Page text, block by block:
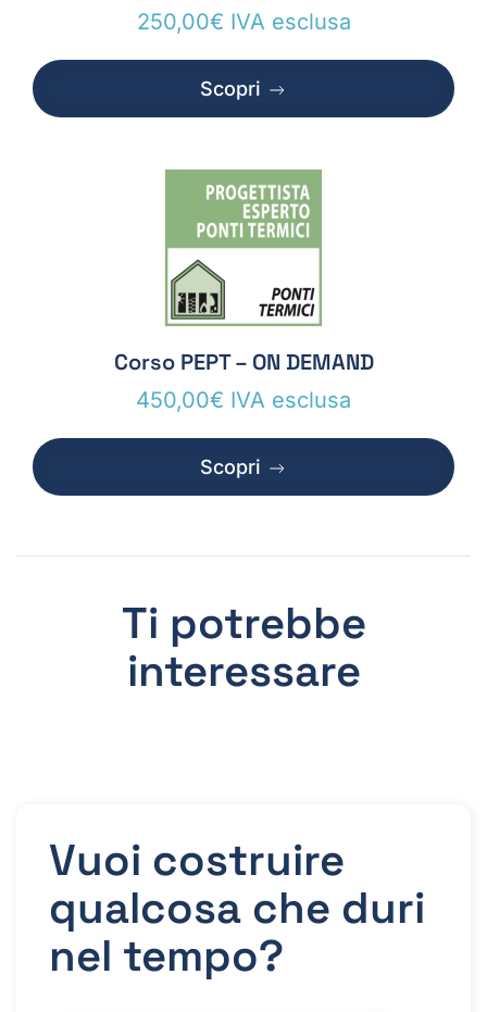
250,00€ IVA esclusa
Scopri
Corso PEPT – ON DEMAND
450,00€ IVA esclusa
Scopri
Ti potrebbe
interessare
Vuoi costruire
qualcosa che duri
nel tempo?